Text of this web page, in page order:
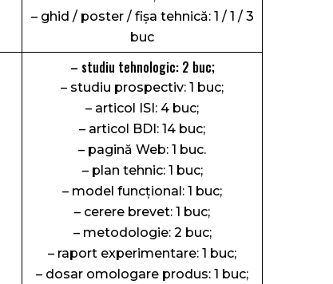
– ghid / poster / fişa tehnică: 1 / 1 / 3
buc
– studiu tehnologic: 2 buc;
– studiu prospectiv: 1 buc;
– articol ISI: 4 buc;
– articol BDI: 14 buc;
– pagină Web: 1 buc.
– plan tehnic: 1 buc;
– model funcțional: 1 buc;
– cerere brevet: 1 buc;
– metodologie: 2 buc;
– raport experimentare: 1 buc;
– dosar omologare produs: 1 buc;